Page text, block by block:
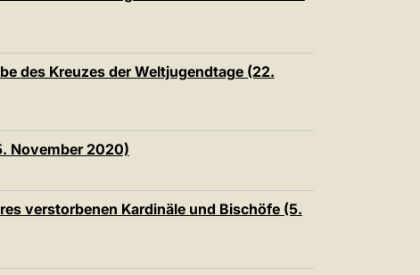
des Kreuzes der Weltjugendtage (22.
November 2020)
verstorbenen Kardinäle und Bischöfe (5.